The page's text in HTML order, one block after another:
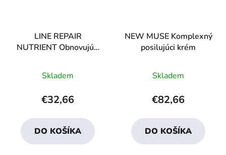
LINE REPAIR
NUTRIENT Obnovujúci
retinolom
hodnotenie
produktu
je
3,5
z
Skladem
€32,66
DO KOŠÍKA
NEW MUSE Komplexný
posilujúci krém
hodnotenie
produktu
je
3,6
z
Skladem
€82,66
DO KOŠÍKA